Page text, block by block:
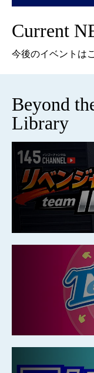
Current
今後のイベントは
Beyond
Library